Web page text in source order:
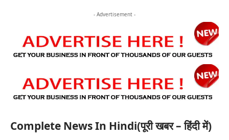
- Advertisement -
Complete News In Hindi(पूरी खबर – हिंदी में)